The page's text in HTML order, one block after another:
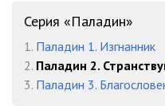
023
Серия «Паладин»
1. Паладин 1. Изгнанник
2. Паладин 2.
3. Паладин 3.